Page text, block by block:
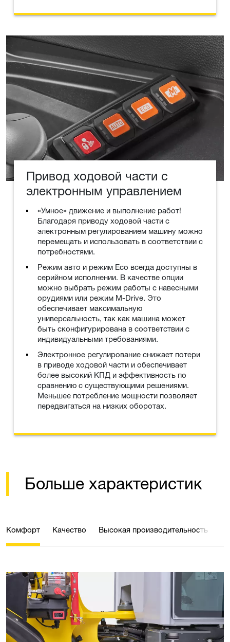
Привод ходовой части с
электронным управлением
«Умное» движение и выполнение работ!
Благодаря приводу ходовой части с
электронным регулированием машину можно
перемещать и использовать в соответствии с
потребностями.
Режим авто и режим Eco всегда доступны в
серийном исполнении. В качестве опции
можно выбрать режим работы с навесными
орудиями или режим M-Drive. Это
обеспечивает максимальную
универсальность, так как машина может
быть сконфигурирована в соответствии с
индивидуальными требованиями.
Электронное регулирование снижает потери
в приводе ходовой части и обеспечивает
более высокий КПД и эффективность по
сравнению с существующими решениями.
Меньшее потребление мощности позволяет
передвигаться на низких оборотах.
Больше характеристик
Комфорт Качество Высокая производительность